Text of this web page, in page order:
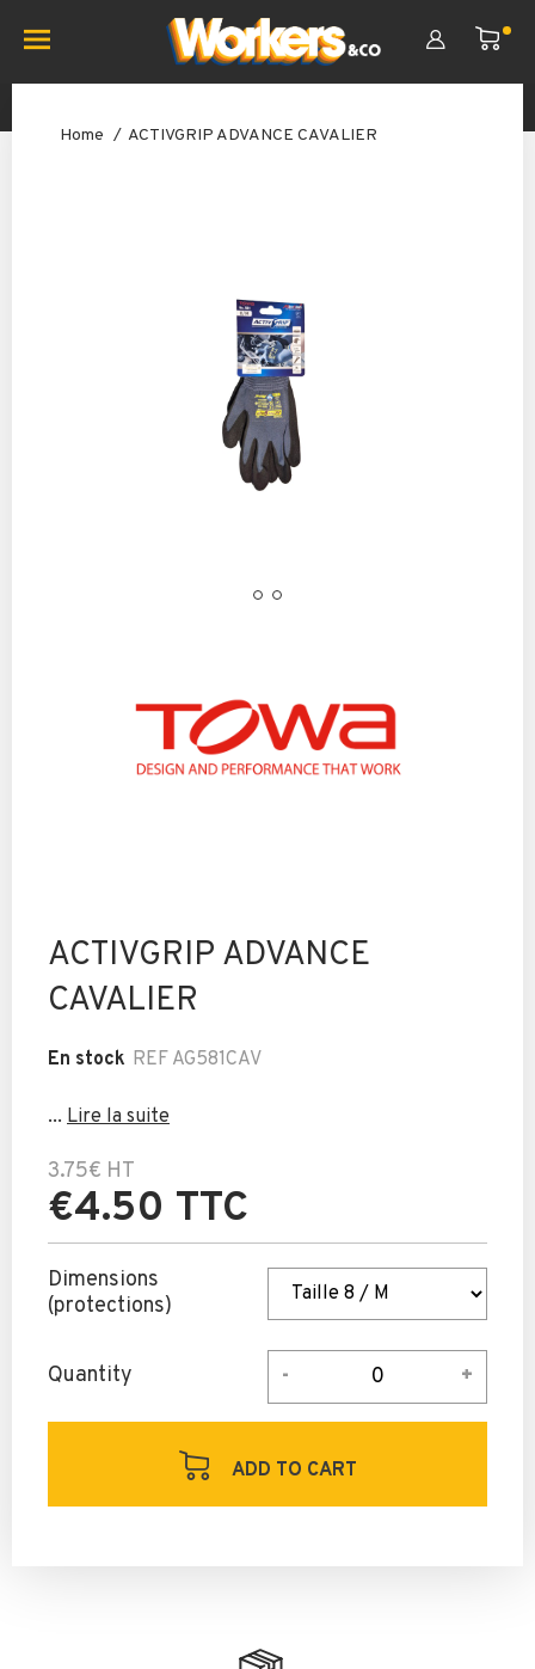
Home ACTIVGRIP ADVANCE CAVALIER
ACTIVGRIP ADVANCE
CAVALIER
En stock REF AG581CAV
... Lire la suite
3.75€ HT
€4.50 TTC
Dimensions
(protections)
Quantity
ADD TO CART